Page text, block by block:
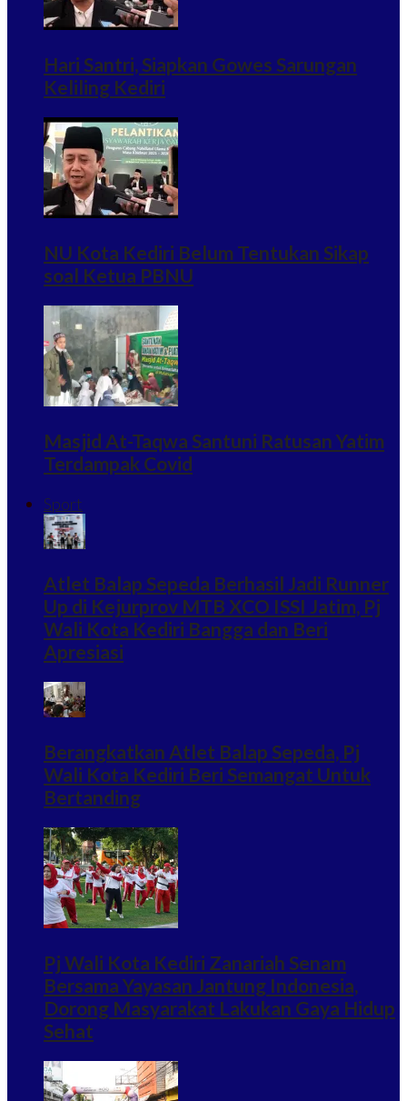
Hari Santri, Siapkan Gowes Sarungan
Keliling Kediri
NU Kota Kediri Belum Tentukan Sikap
soal Ketua PBNU
Masjid At-Taqwa Santuni Ratusan Yatim
Terdampak Covid
Sport
Atlet Balap Sepeda Berhasil Jadi Runner
Up di Kejurprov MTB XCO ISSI Jatim, Pj
Wali Kota Kediri Bangga dan Beri
Apresiasi
Berangkatkan Atlet Balap Sepeda, Pj
Wali Kota Kediri Beri Semangat Untuk
Bertanding
Pj Wali Kota Kediri Zanariah Senam
Bersama Yayasan Jantung Indonesia,
Dorong Masyarakat Lakukan Gaya Hidup
Sehat